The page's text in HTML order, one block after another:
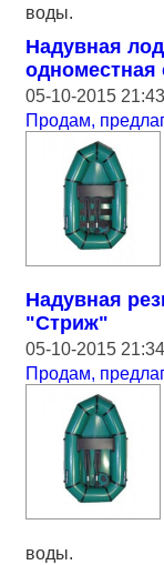
воды.
Надувная
05-10-2015 21:43
Продам,
Надувная
"Стриж"
05-10-2015 21:34
Продам,
воды.